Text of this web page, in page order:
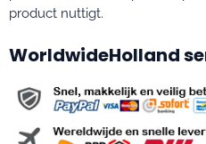
product nuttigt.
WorldwideHolland